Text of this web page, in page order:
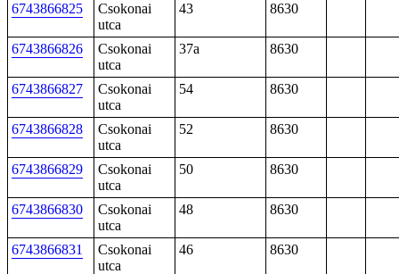
6743866825
Csokonai
utca
43 8630
6743866826
Csokonai
utca
37a 8630
6743866827
Csokonai
utca
54 8630
6743866828
Csokonai
utca
52 8630
6743866829
Csokonai
utca
50 8630
6743866830
Csokonai
utca
48 8630
6743866831
Csokonai
utca
46 8630